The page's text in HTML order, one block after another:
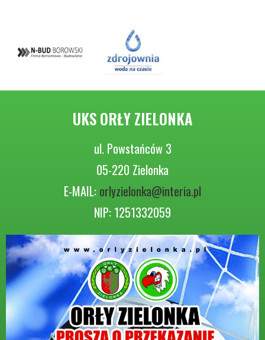
UKS ORŁY ZIELONKA
ul. Powstańców 3
05-220 Zielonka
E-MAIL: orlyzielonka@interia.pl
NIP: 1251332059